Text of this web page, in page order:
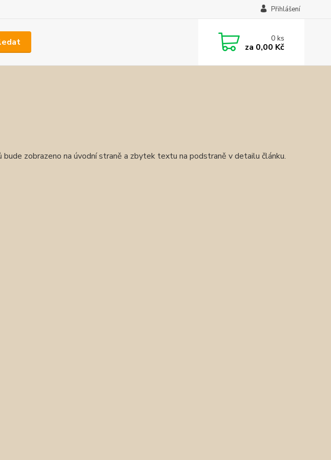
Přihlášení
0ks
za 0,00 Kč
zobrazeno na úvodní straně a zbytek textu na podstraně v detailu článku.